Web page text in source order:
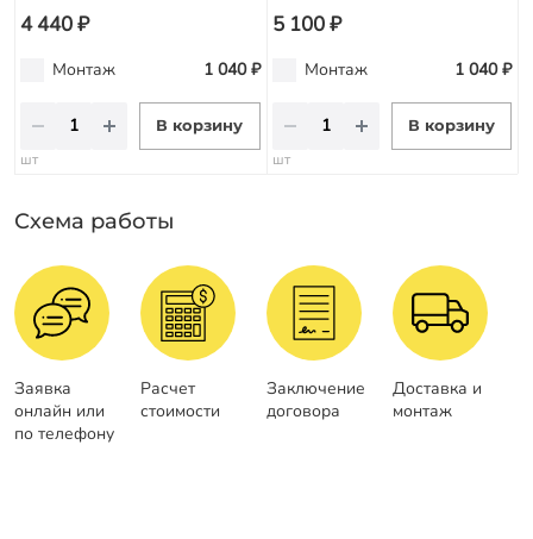
4 440 ₽
Монтаж 1 040 ₽
В корзину
шт
5 100 ₽
Монтаж 1 040 ₽
В корзину
шт
Схема работы
Заявка
онлайн или
по телефону
Расчет
стоимости
Заключение
договора
Доставка и
монтаж